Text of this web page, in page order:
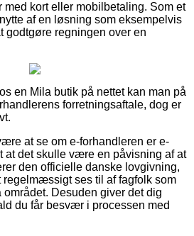
kort eller mobilbetaling. Som et
af en løsning som eksempelvis
godtgøre regningen over en
en Mila butik på nettet kan man på
forretningsaftale, dog er
at se om e-forhandleren er e-
at det skulle være en påvisning af at
den officielle danske lovgivning,
regelmæssigt ses til af fagfolk som
Desuden giver det dig
du får besvær i processen med